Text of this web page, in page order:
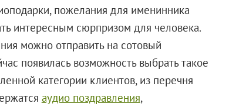
пожелания для именинника
интересным сюрпризом для человека.
можно отправить на сотовый
появилась возможность выбрать такое
категории клиентов, из перечня
аудио поздравления,